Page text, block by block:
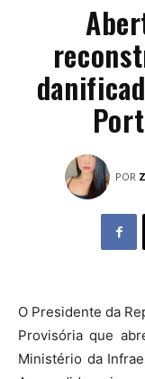
POR
O Presidente da
Provisória que
Ministério da